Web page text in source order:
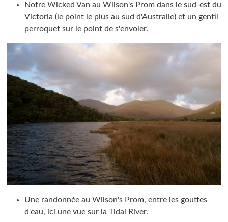
Notre Wicked Van au Wilson's Prom dans le sud-est du
Victoria (le point le plus au sud d'Australie) et un gentil
perroquet sur le point de s'envoler.
Une randonnée au Wilson's Prom, entre les gouttes
d'eau, ici une vue sur la Tidal River.